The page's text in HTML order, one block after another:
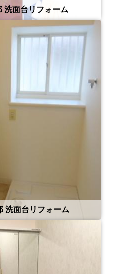
洗面台リフォーム
洗面台リフォーム